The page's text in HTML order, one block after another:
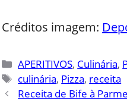
Créditos imagem:
Categorias
APERITIVOS, Culinária,
Tags
culinária, Pizza, receita
Receita de Bife à